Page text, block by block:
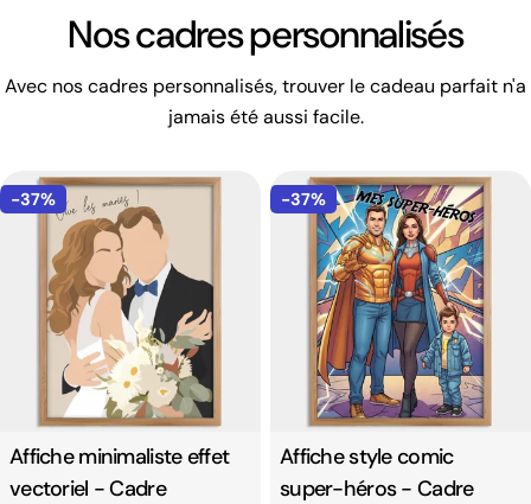
Nos cadres personnalisés
Avec nos cadres personnalisés, trouver le cadeau parfait n'a
jamais été aussi facile.
-37%
Affiche minimaliste effet
vectoriel - Cadre
-37%
Affiche style comic
super-héros - Cadre